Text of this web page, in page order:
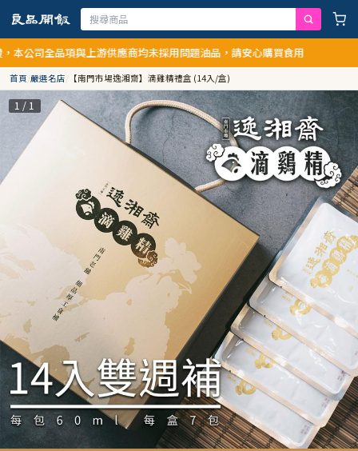
公司全品項與上游供應商均未採用問題油品，請安心購買食用
首頁/嚴選名店/ 【南門市場逸湘齋】滴雞精禮盒 (14入/盒)
1 / 1